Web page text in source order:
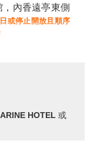
內香遠亭東側
或停止開放且順序
村從以前起就
於景福宮、昌
歷史歲月的住
，依然能看到
歷史都市的迷
HOTEL 或